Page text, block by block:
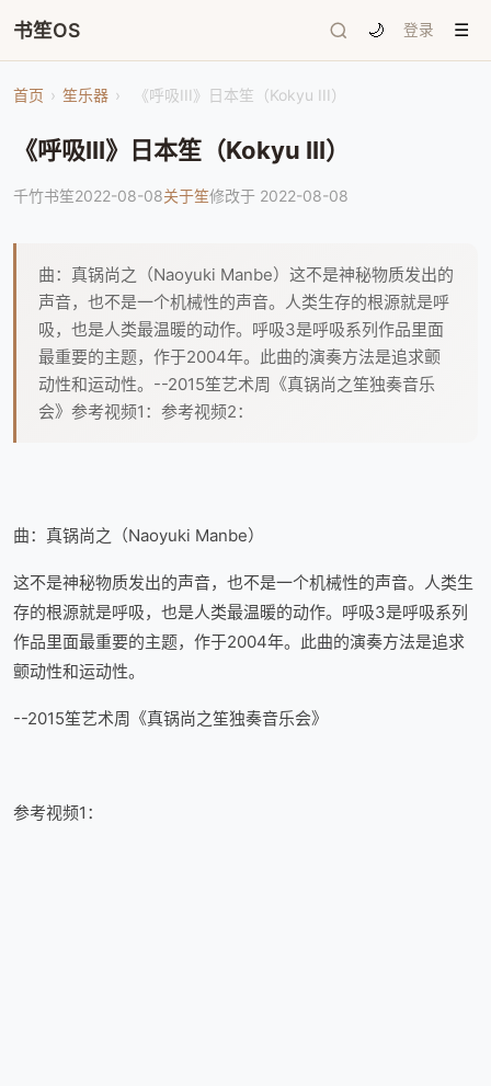
书笙OS 🌙 登录 ☰
首页 › 笙乐器 › 《呼吸III》日本笙（Kokyu III）
《呼吸III》日本笙（Kokyu III）
千竹书笙2022-08-08关于笙修改于 2022-08-08
曲：真锅尚之（Naoyuki Manbe）这不是神秘物质发出的
声音，也不是一个机械性的声音。人类生存的根源就是呼
吸，也是人类最温暖的动作。呼吸3是呼吸系列作品里面
最重要的主题，作于2004年。此曲的演奏方法是追求颤
动性和运动性。--2015笙艺术周《真锅尚之笙独奏音乐
会》参考视频1：参考视频2：
曲：真锅尚之（Naoyuki Manbe）
这不是神秘物质发出的声音，也不是一个机械性的声音。人类生
存的根源就是呼吸，也是人类最温暖的动作。呼吸3是呼吸系列
作品里面最重要的主题，作于2004年。此曲的演奏方法是追求
颤动性和运动性。
--2015笙艺术周《真锅尚之笙独奏音乐会》
参考视频1：